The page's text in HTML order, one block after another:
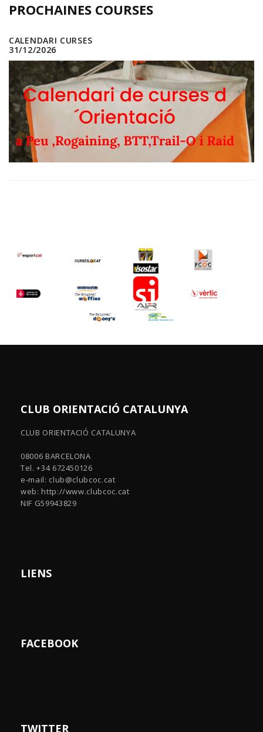
PROCHAINES COURSES
CALENDARI CURSES
31/12/2026
CLUB ORIENTACIÓ CATALUNYA
CLUB ORIENTACIÓ CATALUNYA
08006 BARCELONA
Tel. +34 672450126
e-mail: club@clubcoc.cat
web: http://www.clubcoc.cat
NIF G59943829
LIENS
FACEBOOK
TWITTER